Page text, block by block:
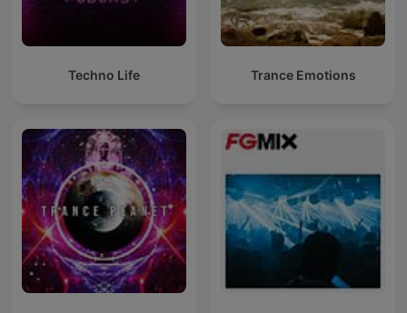
Techno Life Trance Emotions